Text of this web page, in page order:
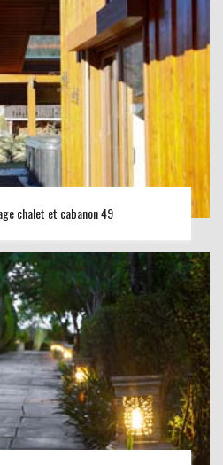
chalet et cabanon 49